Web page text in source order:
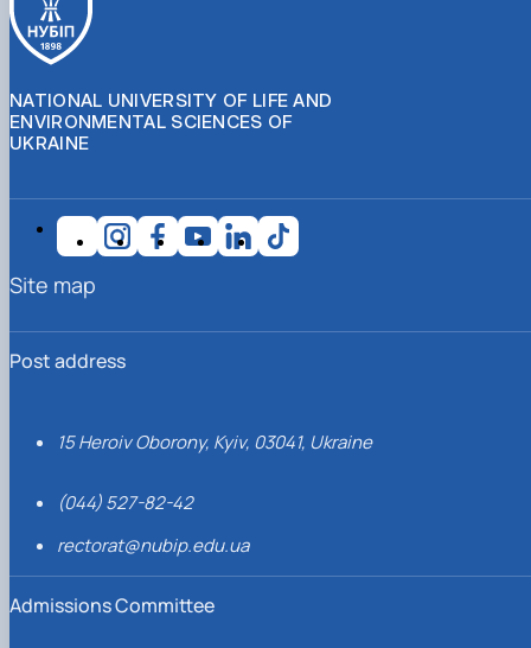
NATIONAL UNIVERSITY OF LIFE AND
ENVIRONMENTAL SCIENCES OF
UKRAINE
Post address
15 Heroiv Oborony, Kyiv, 03041, Ukraine
(044) 527-82-42
rectorat@nubip.edu.ua
Admissions Committee
Site map